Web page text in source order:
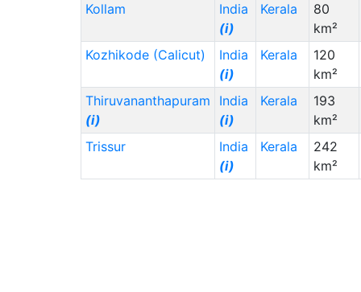
Kollam
India
(i)
Kerala
80
km²
Kozhikode (Calicut)
India
(i)
Kerala
120
km²
Thiruvananthapuram
(i)
India
(i)
Kerala
193
km²
Trissur
India
(i)
Kerala
242
km²